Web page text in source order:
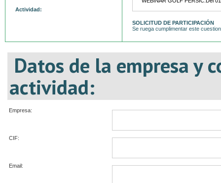
Actividad:
SOLICITUD DE PARTICIPACIÓN
Se ruega cumplimentar este
Datos de la empresa y
actividad:
Empresa:
CIF:
Email: